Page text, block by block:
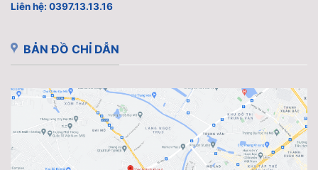
Liên hệ: 0397.13.13.16
BẢN ĐỒ CHỈ DẪN